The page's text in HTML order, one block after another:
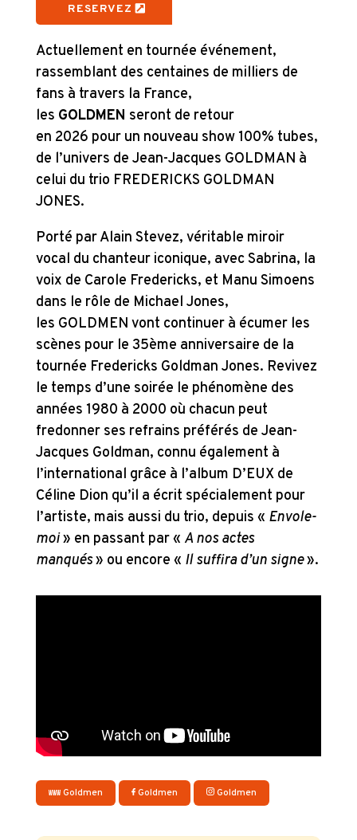
RESERVEZ
Actuellement en tournée événement,
rassemblant des centaines de milliers de
fans à travers la France,
les GOLDMEN seront de retour
en 2026 pour un nouveau show 100% tubes,
de l’univers de Jean-Jacques GOLDMAN à
celui du trio FREDERICKS GOLDMAN
JONES.
Porté par Alain Stevez, véritable miroir
vocal du chanteur iconique, avec Sabrina, la
voix de Carole Fredericks, et Manu Simoens
dans le rôle de Michael Jones,
les GOLDMEN vont continuer à écumer les
scènes pour le 35ème anniversaire de la
tournée Fredericks Goldman Jones. Revivez
le temps d’une soirée le phénomène des
années 1980 à 2000 où chacun peut
fredonner ses refrains préférés de Jean-
Jacques Goldman, connu également à
l’international grâce à l’album D’EUX de
Céline Dion qu’il a écrit spécialement pour
l’artiste, mais aussi du trio, depuis « Envole-
moi» en passant par « A nos actes
manqués» ou encore « Il suffira d’un signe».
Goldmen Goldmen Goldmen